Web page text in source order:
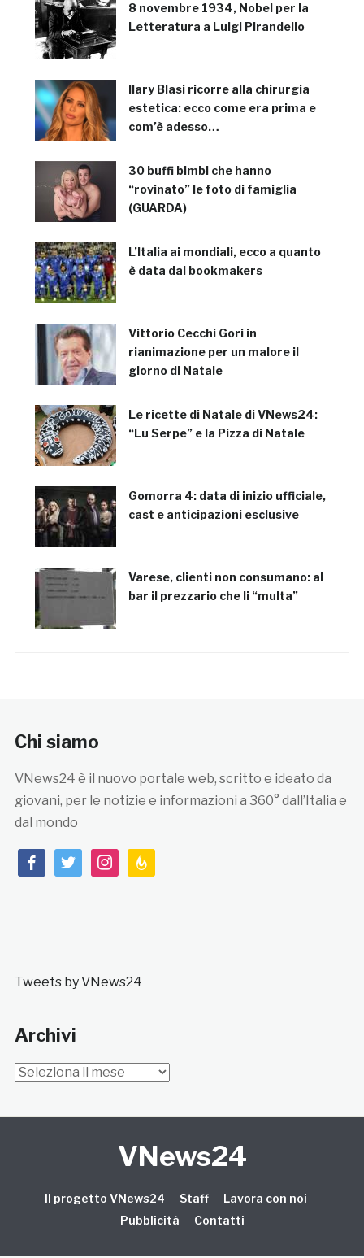
8 novembre 1934, Nobel per la
Letteratura a Luigi Pirandello
Ilary Blasi ricorre alla chirurgia
estetica: ecco come era prima e
com’è adesso…
30 buffi bimbi che hanno
“rovinato” le foto di famiglia
(GUARDA)
L’Italia ai mondiali, ecco a quanto
è data dai bookmakers
Vittorio Cecchi Gori in
rianimazione per un malore il
giorno di Natale
Le ricette di Natale di VNews24:
“Lu Serpe” e la Pizza di Natale
Gomorra 4: data di inizio ufficiale,
cast e anticipazioni esclusive
Varese, clienti non consumano: al
bar il prezzario che li “multa”
Chi siamo
VNews24 è il nuovo portale web, scritto e ideato da
giovani, per le notizie e informazioni a 360° dall’Italia e
dal mondo
facebooktwitterinstagramfeedburner
Tweets by VNews24
Archivi
Archivi
VNews24
Il progetto VNews24 Staff
Lavora con noi
Pubblicità
Contatti